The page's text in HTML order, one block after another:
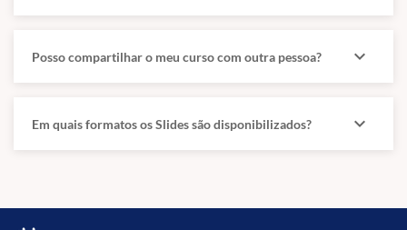
e R. API (application programming interface)
MÓDULO BÔNUS – Algoritmos e Estrutura de Dados (se não sabe
Posso compartilhar o meu curso com outra pessoa? expand_more
Em quais formatos os Slides são disponibilizados? expand_more